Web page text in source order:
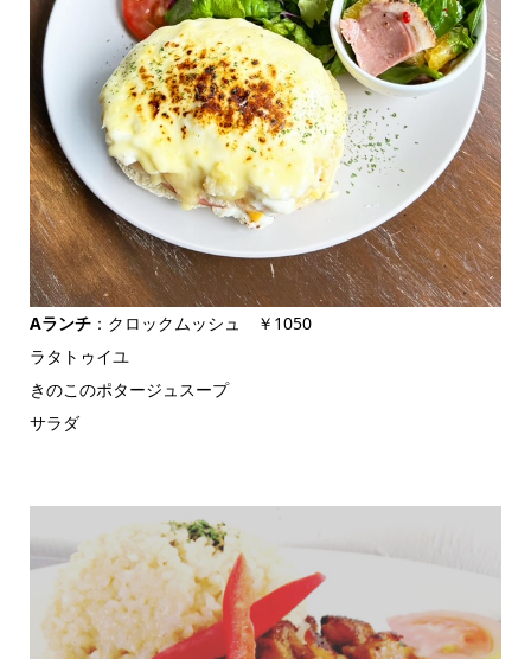
Aランチ：クロックムッシュ ￥1050
ラタトゥイユ
きのこのポタージュスープ
サラダ